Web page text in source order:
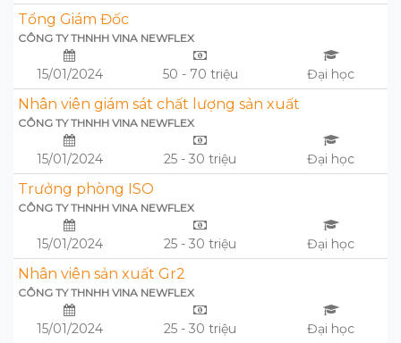
Tổng Giám Đốc
CÔNG TY THNHH VINA NEWFLEX
15/01/2024 50 - 70 triệu Đại học
Nhân viên giám sát chất lượng sản xuất
CÔNG TY THNHH VINA NEWFLEX
15/01/2024 25 - 30 triệu Đại học
Trưởng phòng ISO
CÔNG TY THNHH VINA NEWFLEX
15/01/2024 25 - 30 triệu Đại học
Nhân viên sản xuất Gr2
CÔNG TY THNHH VINA NEWFLEX
15/01/2024 25 - 30 triệu Đại học